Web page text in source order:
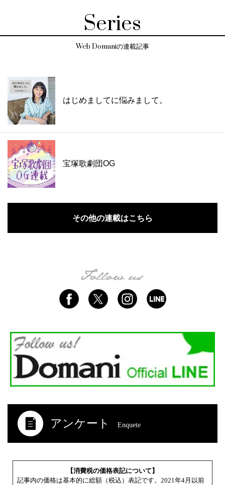
Series
Web Domaniの連載記事
はじめましてに悩みまして。
宝塚歌劇団OG
その他の連載はこちら
アンケート Enquete
【消費税の価格表記について】
記事内の価格は基本的に総額（税込）表記です。2021年4月以前